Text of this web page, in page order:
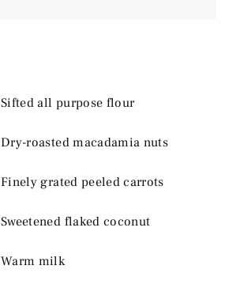
Sifted all purpose flour
Dry-roasted macadamia nuts
Finely grated peeled carrots
Sweetened flaked coconut
Warm milk